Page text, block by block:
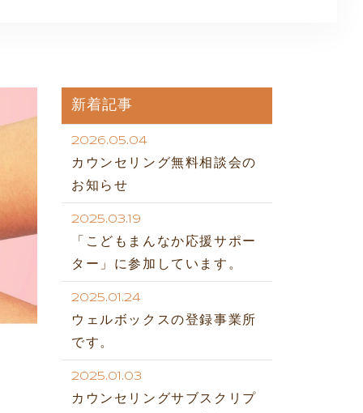
新着記事
2026.05.04
カウンセリング無料相談会の
お知らせ
2025.03.19
「こどもまんなか応援サポー
ター」に参加しています。
2025.01.24
ウェルボックスの登録事業所
です。
2025.01.03
カウンセリングサブスクリプ